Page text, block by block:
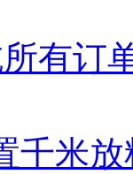
有订
千米